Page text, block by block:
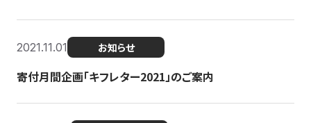
2021.11.01 お知らせ
寄付月間企画「キフレター2021」のご案内